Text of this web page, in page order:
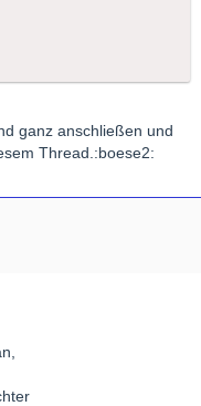
ganz anschließen und
Thread.:boese2: